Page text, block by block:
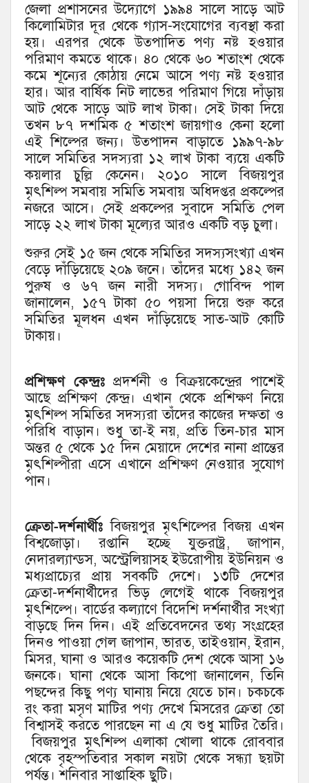
জেলা প্রশাসনের উদ্যোগে ১৯৯৪ সালে সাড়ে আট
কিলোমিটার দূর থেকে গ্যাস-সংযোগের ব্যবস্থা করা
হয়। এরপর থেকে উত্পাদিত পণ্য নষ্ট হওয়ার
পরিমাণ কমতে থাকে। ৪০ থেকে ৬০ শতাংশ থেকে
কমে শূন্যের কোঠায় নেমে আসে পণ্য নষ্ট হওয়ার
হার। আর বার্ষিক নিট লাভের পরিমাণ গিয়ে দাঁড়ায়
আট থেকে সাড়ে আট লাখ টাকা। সেই টাকা দিয়ে
তখন ৮৭ দশমিক ৫ শতাংশ জায়গাও কেনা হলো
এই শিল্পের জন্য। উত্পাদন বাড়াতে ১৯৯৭-৯৮
সালে সমিতির সদস্যরা ১২ লাখ টাকা ব্যয়ে একটি
কয়লার চুল্লি কেনেন। ২০১০ সালে বিজয়পুর
মৃৎশিল্প সমবায় সমিতি সমবায় অধিদপ্তর প্রকল্পের
নজরে আসে। সেই প্রকল্পের সুবাদে সমিতি পেল
সাড়ে ২২ লাখ টাকা মূল্যের আরও একটি বড় চুলা।
শুরুর সেই ১৫ জন থেকে সমিতির সদস্যসংখ্যা এখন
বেড়ে দাঁড়িয়েছে ২০৯ জনে। তাঁদের মধ্যে ১৪২ জন
পুরুষ ও ৬৭ জন নারী সদস্য। গোবিন্দ পাল
জানালেন, ১৫৭ টাকা ৫০ পয়সা দিয়ে শুরু করে
সমিতির মূলধন এখন দাঁড়িয়েছে সাত-আট কোটি
টাকায়।
প্রশিক্ষণ কেন্দ্রঃপ্রদর্শনী ও বিক্রয়কেন্দ্রের পাশেই
আছে প্রশিক্ষণ কেন্দ্র। এখান থেকে প্রশিক্ষণ নিয়ে
মৃৎশিল্প সমিতির সদস্যরা তাঁদের কাজের দক্ষতা ও
পরিধি বাড়ান। শুধু তা-ই নয়, প্রতি তিন-চার মাস
অন্তর ৫ থেকে ১৫ দিন মেয়াদে দেশের নানা প্রান্তের
মৃৎশিল্পীরা এসে এখানে প্রশিক্ষণ নেওয়ার সুযোগ
পান।
ক্রেতা-দর্শনার্থীঃবিজয়পুর মৃৎশিল্পের বিজয় এখন
বিশ্বজোড়া। রপ্তানি হচ্ছে যুক্তরাষ্ট্র, জাপান,
নেদারল্যান্ডস, অস্ট্রেলিয়াসহ ইউরোপীয় ইউনিয়ন ও
মধ্যপ্রাচ্যের প্রায় সবকটি দেশে। ১৩টি দেশের
ক্রেতা-দর্শনার্থীদের ভিড় লেগেই থাকে বিজয়পুর
মৃৎশিল্পে। বার্ডের কল্যাণে বিদেশি দর্শনার্থীর সংখ্যা
বাড়ছে দিন দিন। এই প্রতিবেদনের তথ্য সংগ্রহের
দিনও পাওয়া গেল জাপান, ভারত, তাইওয়ান, ইরান,
মিসর, ঘানা ও আরও কয়েকটি দেশ থেকে আসা ১৬
জনকে। ঘানা থেকে আসা কিপো জানালেন, তিনি
পছন্দের কিছু পণ্য ঘানায় নিয়ে যেতে চান। চকচকে
রং করা মসৃণ মাটির পণ্য দেখে মিসরের ক্রেতা তো
বিশ্বাসই করতে পারছেন না এ যে শুধু মাটির তৈরি।
বিজয়পুর মৃৎশিল্প এলাকা খোলা থাকে রোববার
থেকে বৃহস্পতিবার সকাল নয়টা থেকে সন্ধ্যা ছয়টা
পর্যন্ত। শনিবার সাপ্তাহিক ছুটি।